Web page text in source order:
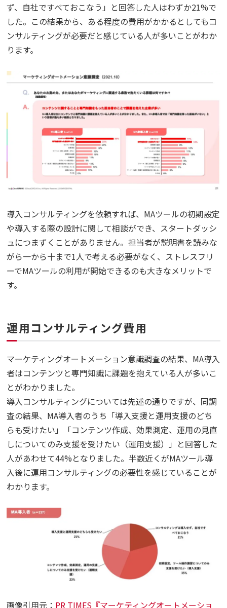
ず、自社ですべておこなう」と回答した人はわずか21%で
した。この結果から、ある程度の費用がかかるとしてもコ
ンサルティングが必要だと感じている人が多いことがわか
ります。
導入コンサルティングを依頼すれば、MAツールの初期設定
や導入する際の設計に関して相談ができ、スタートダッシ
ュにつまずくことがありません。担当者が説明書を読みな
がら一から十まで1人で考える必要がなく、ストレスフリ
ーでMAツールの利用が開始できるのも大きなメリットで
す。
運用コンサルティング費用
マーケティングオートメーション意識調査の結果、MA導入
者はコンテンツと専門知識に課題を抱えている人が多いこ
とがわかりました。
導入コンサルティングについては先述の通りですが、同調
査の結果、MA導入者のうち「導入支援と運用支援のどち
らも受けたい」「コンテンツ作成、効果測定、運用の見直
しについてのみ支援を受けたい（運用支援）」と回答した
人があわせて44%となりました。半数近くがMAツール導
入後に運用コンサルティングの必要性を感じていることが
わかります。
画像引用元： PR TIMES『マーケティングオートメーショ